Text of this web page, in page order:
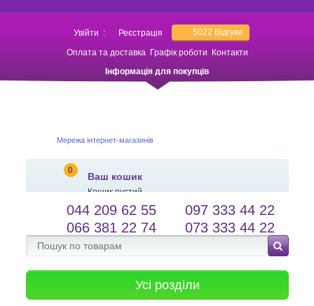
Увійти : Реєстрація 5022 Відгуки
Оплата та доставка Графік роботи
Контакти
Інформація для покупців
Мережа інтернет-магазинів
0
Ваш кошик
Кошик пустий
salessameto@gmail.com
Зворотній зв'язок
Мова сайту
044 209 62 55
097 333 44 22
066 381 22 74
073 333 44 22
Усі розділи